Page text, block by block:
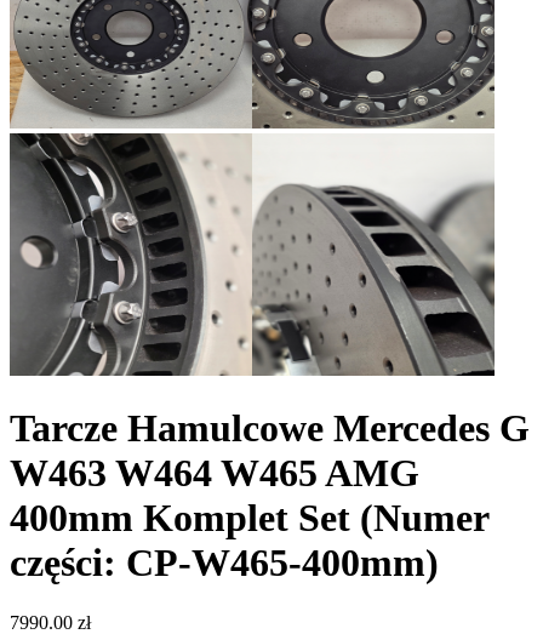
Tarcze Hamulcowe Mercedes G
W463 W464 W465 AMG
400mm Komplet Set (Numer
części: CP-W465-400mm)
7990.00 zł